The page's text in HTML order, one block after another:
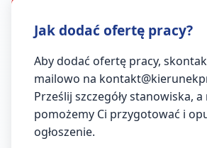
Jak dodać ofertę pracy?
Aby dodać ofertę pracy,
mailowo na
Prześlij szczegóły stanowiska, a
pomożemy Ci przygotować i
ogłoszenie.